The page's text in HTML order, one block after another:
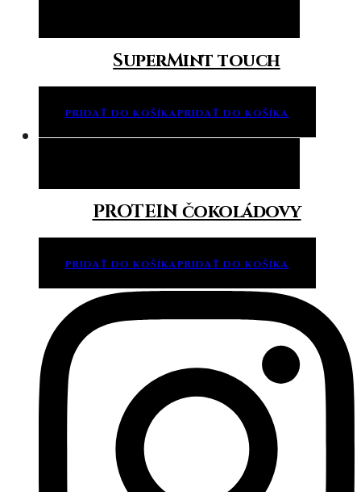
SuperMint touch
PRIDAŤ DO KOŠÍKAPRIDAŤ DO KOŠÍKA
PROTEIN čokoládovy
PRIDAŤ DO KOŠÍKAPRIDAŤ DO KOŠÍKA